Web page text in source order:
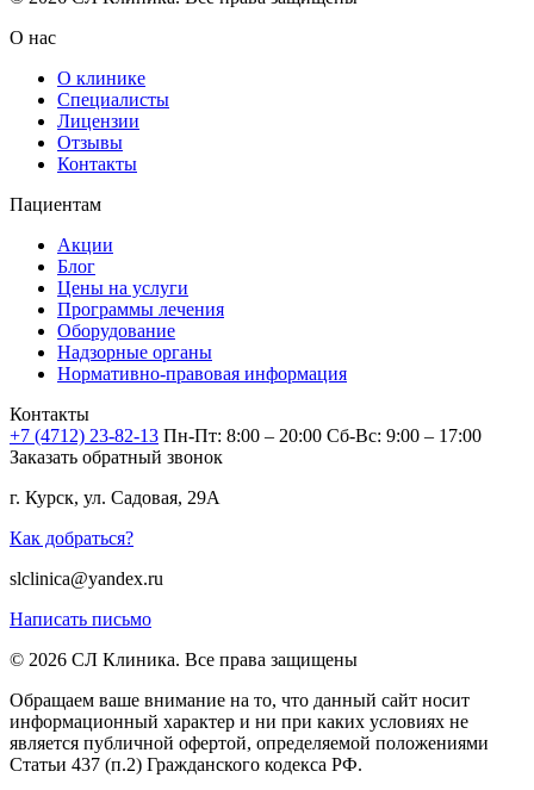
О нас
О клинике
Специалисты
Лицензии
Отзывы
Контакты
Пациентам
Акции
Блог
Цены на услуги
Программы лечения
Оборудование
Надзорные органы
Нормативно-правовая информация
Контакты
+7 (4712) 23-82-13 Пн-Пт: 8:00 – 20:00 Сб-Вс: 9:00 – 17:00
Заказать обратный звонок
г. Курск, ул. Садовая, 29А
Как добраться?
slclinica@yandex.ru
Написать письмо
© 2026 СЛ Клиника. Все права защищены
Обращаем ваше внимание на то, что данный сайт носит
информационный характер и ни при каких условиях не
является публичной офертой, определяемой положениями
Статьи 437 (п.2) Гражданского кодекса РФ.